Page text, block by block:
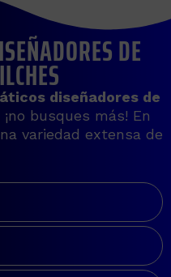
DE
diseñadores de
¡no busques más! En
variedad extensa de